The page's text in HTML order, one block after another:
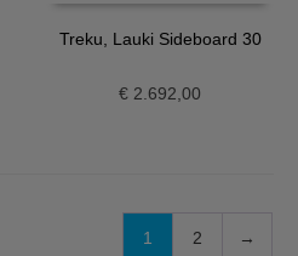
Treku, Lauki Sideboard 30
€ 2.692,00
1 2 →